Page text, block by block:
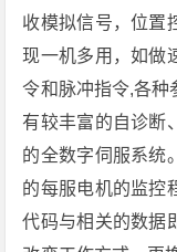
收模拟信号，位置
现一机多用，如做
令和脉冲指令,各种
有较丰富的自诊断
的全数字伺服系统
的每服电机的监控
代码与相关的数据